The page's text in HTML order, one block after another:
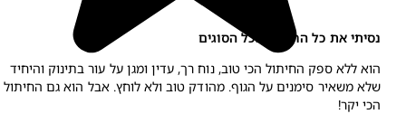
את כל החברות וכל הסוגים
ללא ספק החיתול הכי טוב, נוח רך, עדין ומגן על עור בתינוק והיחיד
משאיר סימנים על הגוף. מהודק טוב ולא לוחץ. אבל הוא גם החיתול
יקר!